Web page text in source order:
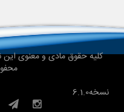
کلیه حقوق مادی و معنوی این
نسخه6.1.0